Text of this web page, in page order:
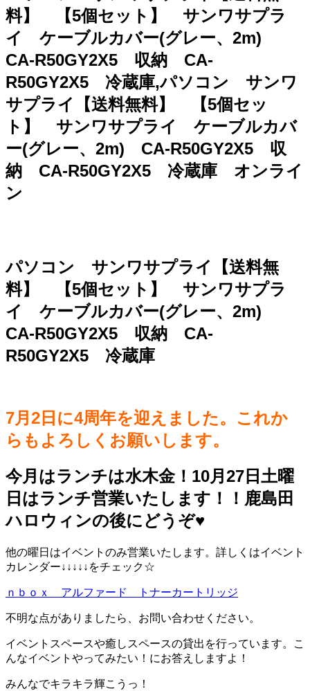
料】 【5個セット】 サンワサプラ
イ ケーブルカバー(グレー、2m)
CA-R50GY2X5 収納 CA-
R50GY2X5 冷蔵庫,パソコン サンワ
サプライ【送料無料】 【5個セッ
ト】 サンワサプライ ケーブルカバ
ー(グレー、2m) CA-R50GY2X5 収
納 CA-R50GY2X5 冷蔵庫 オンライ
ン
パソコン サンワサプライ【送料無
料】 【5個セット】 サンワサプラ
イ ケーブルカバー(グレー、2m)
CA-R50GY2X5 収納 CA-
R50GY2X5 冷蔵庫
7月2日に4周年を迎えました。これか
らもよろしくお願いします。
今月はランチは水木金！10月27日土曜
日はランチ営業いたします！！鹿島田
ハロウィンの後にどうぞ♥️
他の曜日はイベントのみ営業いたします。詳しくはイベント
カレンダー↓↓↓↓↓をチェック☆
ｎｂｏｘ アルファード トナーカートリッジ
不明な点がありましたら、お問い合わせください。
イベントスペースや癒しスペースの貸出を行っています。こ
んなイベントやってみたい！にお答えしますよ！
みんなでキラキラ輝こうっ！